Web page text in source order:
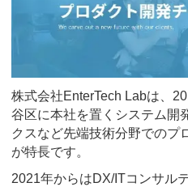
株式会社EnterTech Labは、
谷区に本社を置くシステム開
クスなど先端技術分野でのプ
が特長です。
2021年からはDX/ITコンサル